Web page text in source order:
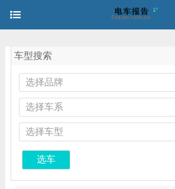
车型搜索
选择品牌
选择车系
选择车型
选车